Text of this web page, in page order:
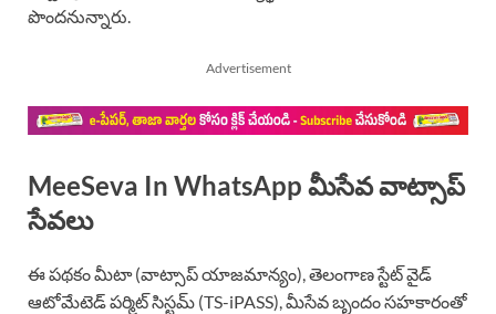
పొందనున్నారు.
Advertisement
MeeSeva In WhatsApp మీసేవ వాట్సాప్
సేవలు
ఈ పథకం మీటా (వాట్సాప్ యాజమాన్యం), తెలంగాణ స్టేట్ వైడ్
ఆటోమేటెడ్ పర్మిట్ సిస్టమ్ (TS-iPASS), మీసేవ బృందం సహకారంతో